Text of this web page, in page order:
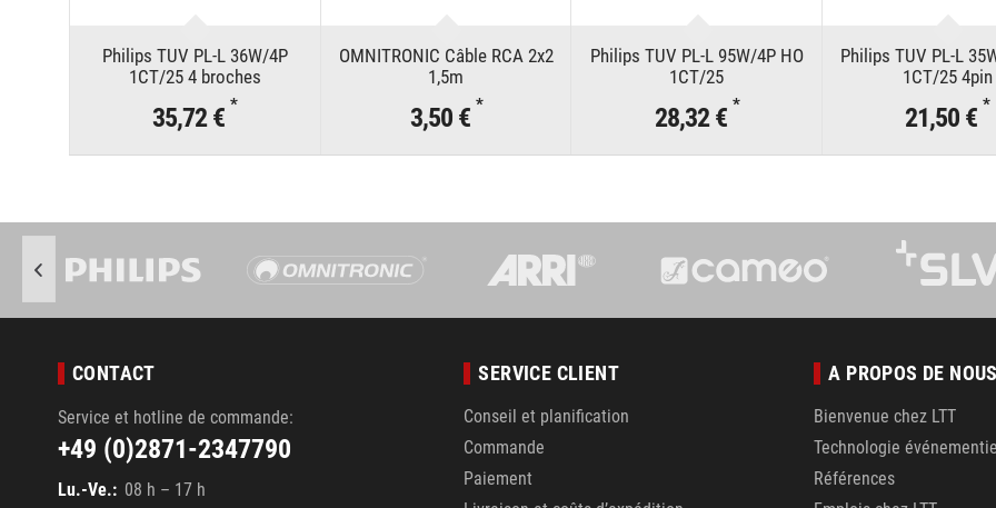
Philips TUV PL-L 36W/4P
1CT/25 4 broches
35,72 € *
OMNITRONIC Câble RCA 2x2
1,5m
3,50 € *
Philips TUV PL-L 95W/4P HO
1CT/25
28,32 € *
Philips TUV PL-L
1CT/25 4pin
21,50 € *
CONTACT
Service et hotline de commande:
+49 (0)2871-2347790
Lu.-Ve.: 08 h – 17 h
SERVICE CLIENT
Conseil et planification
Commande
Paiement
A PROPOS DE NOUS
Bienvenue chez LTT
Technologie
Références